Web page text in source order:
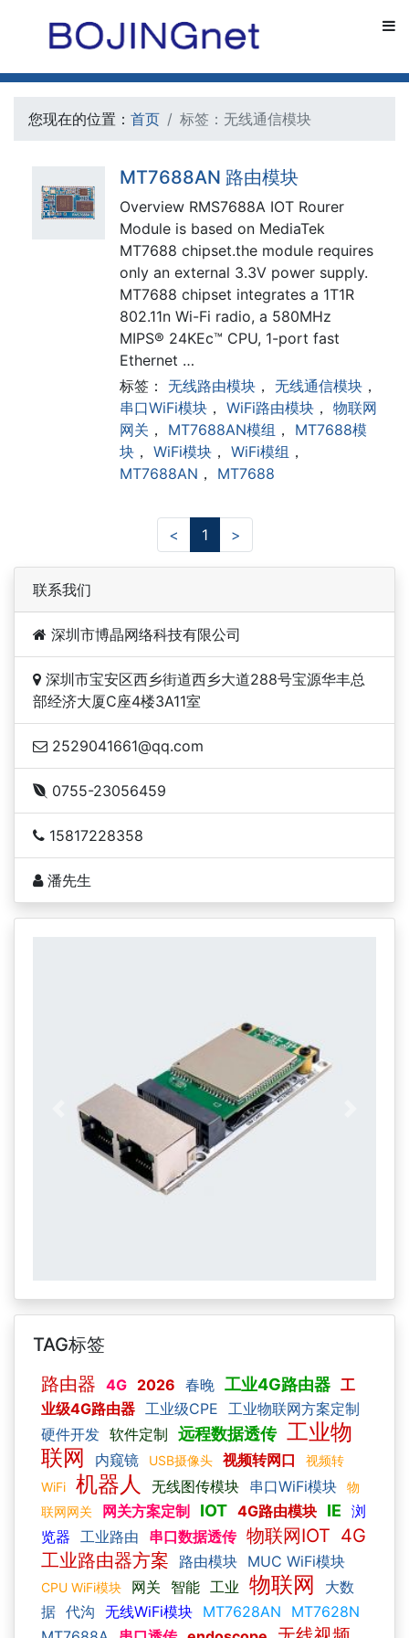
您现在的位置： 首页 标签：无线通信模块
MT7688AN 路由模块
Overview RMS7688A IOT Rourer
Module is based on MediaTek
MT7688 chipset.the module requires
only an external 3.3V power supply.
MT7688 chipset integrates a 1T1R
802.11n Wi-Fi radio, a 580MHz
MIPS® 24KEc™ CPU, 1-port fast
Ethernet …
标签： 无线路由模块 ， 无线通信模块 ，
串口WiFi模块 ， WiFi路由模块 ， 物联网
网关 ， MT7688AN模组 ， MT7688模
块 ， WiFi模块 ， WiFi模组 ，
MT7688AN ， MT7688
< 1 >
联系我们
深圳市博晶网络科技有限公司
深圳市宝安区西乡街道西乡大道288号宝源华丰总
部经济大厦C座4楼3A11室
2529041661@qq.com
0755-23056459
15817228358
潘先生
上一页
TAG标签
路由器
4G 2026 春晚 工业4G路由器 工
业级4G路由器 工业级CPE
工业物联网方案定制
硬件开发 软件定制 远程数据透传 工业物
联网
内窥镜 USB摄像头 视频转网口
视频转
WiFi
机器人 无线图传模块 串口WiFi模块
物
联网网关
网关方案定制 IOT 4G路由模块 IE
浏
览器
工业路由 串口数据透传 物联网IOT 4G
工业路由器方案
路由模块 MUC WiFi模块
CPU WiFi模块 网关 智能 工业 物联网
大数
据 代沟 无线WiFi模块 MT7628AN
MT7628N